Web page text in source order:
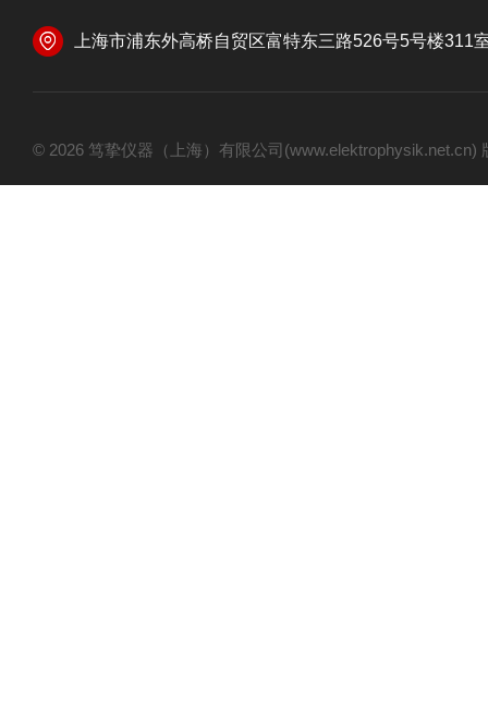
上海市浦东外高桥自贸区富特东三路526号5号楼311
© 2026 笃挚仪器（上海）有限公司